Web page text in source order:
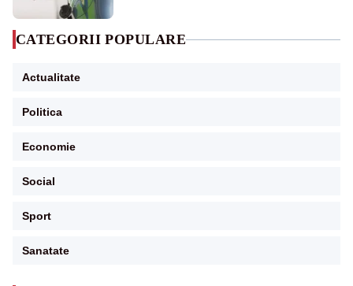
CATEGORII POPULARE
Actualitate
Politica
Economie
Social
Sport
Sanatate